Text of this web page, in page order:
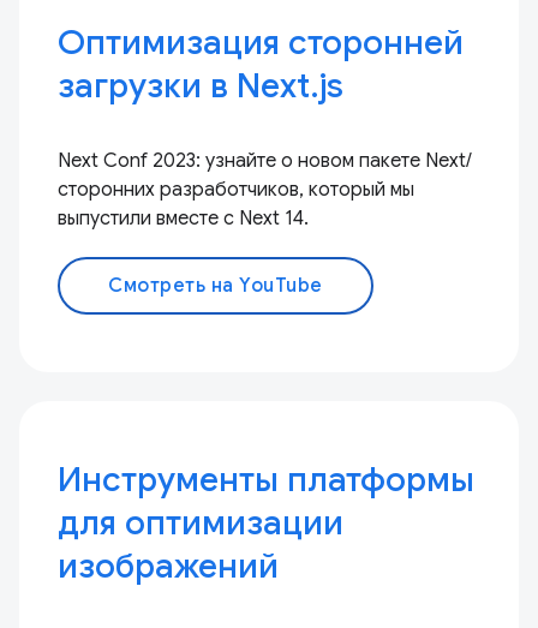
Оптимизация сторонней
загрузки в Next.js
Next Conf 2023: узнайте о новом пакете Next/
сторонних разработчиков, который мы
выпустили вместе с Next 14.
Смотреть на YouTube
Инструменты платформы
для оптимизации
изображений